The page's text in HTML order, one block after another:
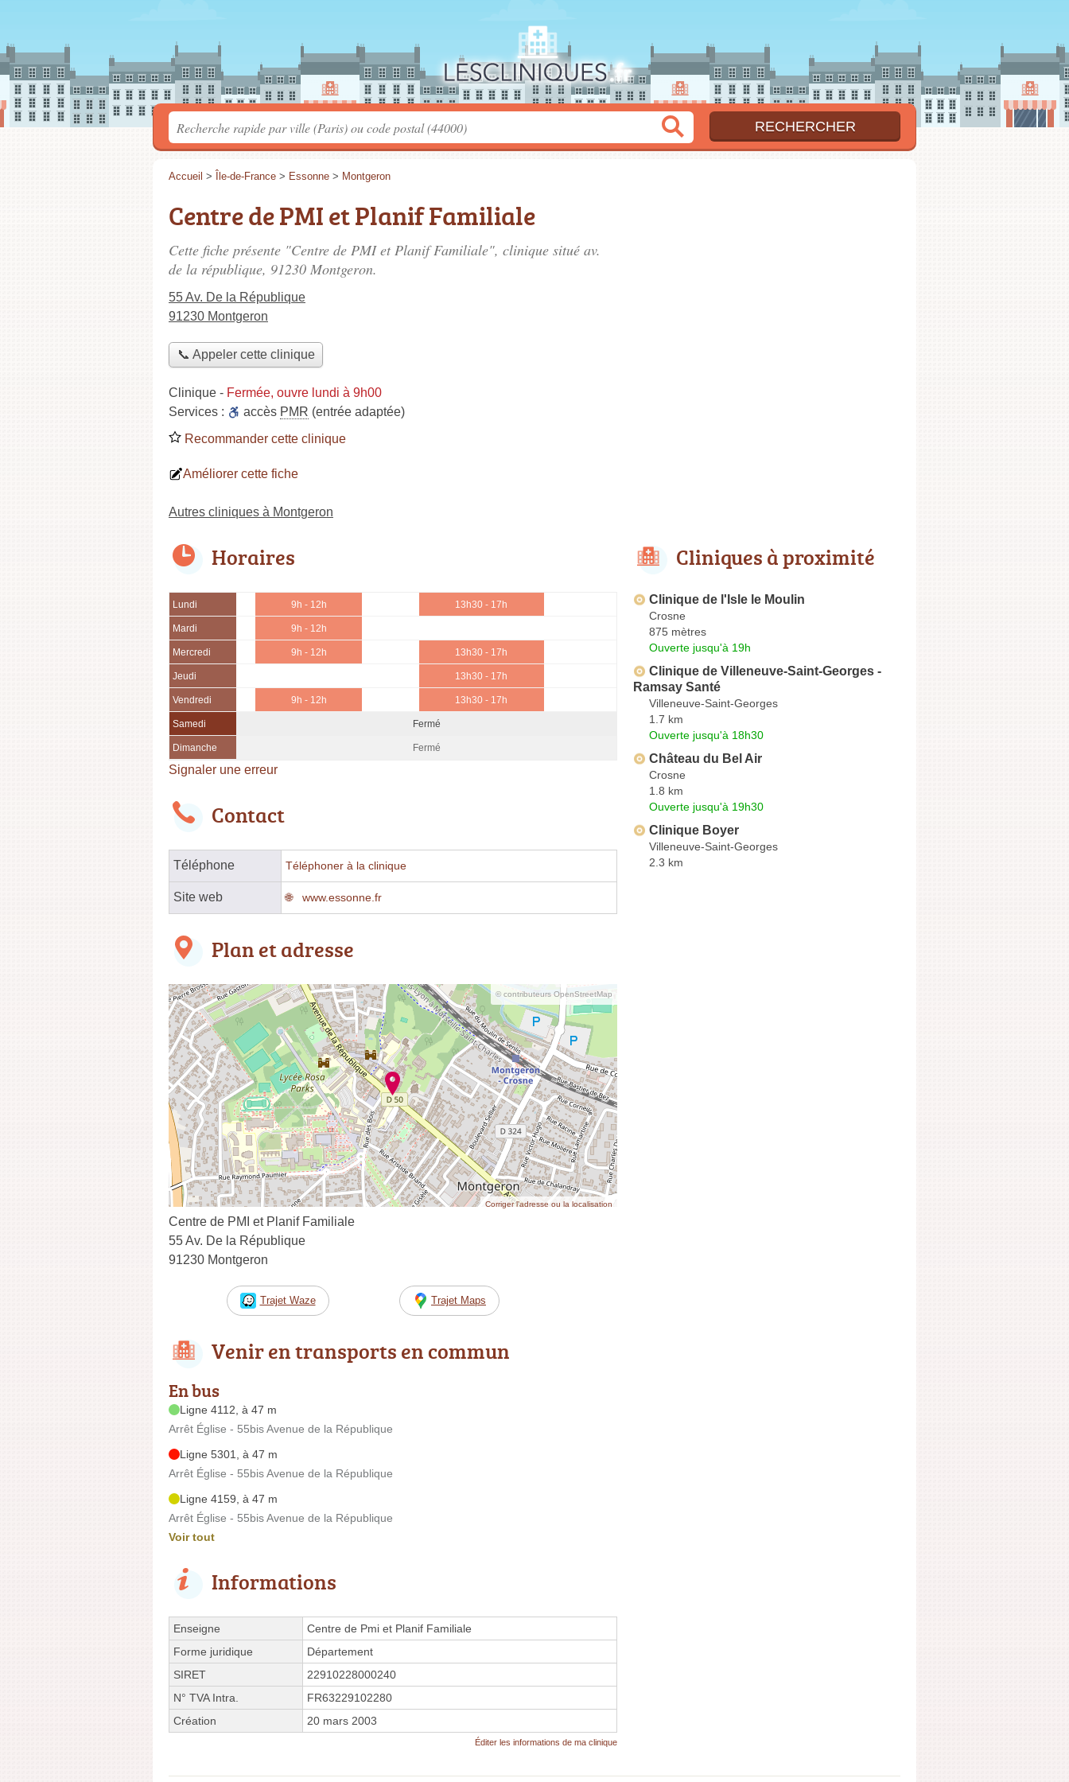
Accueil > Île-de-France > Essonne > Montgeron
Centre de PMI et Planif Familiale
Cette fiche présente "Centre de PMI et Planif Familiale", clinique situé av.
de la république, 91230 Montgeron.
55 Av. De la République
91230 Montgeron
📞 Appeler cette clinique
Clinique - Fermée, ouvre lundi à 9h00
Services :
accès PMR (entrée adaptée)
Recommander cette clinique
Améliorer cette fiche
Autres cliniques à Montgeron
Horaires
Lundi 9h - 12h 13h30 - 17h
Mardi 9h - 12h
Mercredi 9h - 12h 13h30 - 17h
Jeudi 13h30 - 17h
Vendredi 9h - 12h 13h30 - 17h
Samedi Fermé
Dimanche Fermé
Signaler une erreur
Contact
Téléphone Téléphoner à la clinique
Site web www.essonne.fr
Plan et adresse
© contributeurs OpenStreetMap
Corriger l’adresse ou la localisation
Centre de PMI et Planif Familiale
55 Av. De la République
91230 Montgeron
Trajet Waze Trajet Maps
Venir en transports en commun
En bus
Ligne 4112, à 47 m
Arrêt Église - 55bis Avenue de la République
Ligne 5301, à 47 m
Arrêt Église - 55bis Avenue de la République
Ligne 4159, à 47 m
Arrêt Église - 55bis Avenue de la République
Voir tout
Informations
Enseigne
Centre de Pmi et Planif Familiale
Forme juridique
Département
SIRET
22910228000240
N° TVA Intra.
FR63229102280
Création
20 mars 2003
Éditer les informations de ma clinique
Cliniques à proximité
Clinique de l'Isle le Moulin
Crosne
875 mètres
Ouverte jusqu'à 19h
Clinique de Villeneuve-Saint-Georges -
Ramsay Santé
Villeneuve-Saint-Georges
1.7 km
Ouverte jusqu'à 18h30
Château du Bel Air
Crosne
1.8 km
Ouverte jusqu'à 19h30
Clinique Boyer
Villeneuve-Saint-Georges
2.3 km